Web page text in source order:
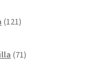
121izdelkov
71izdelkov